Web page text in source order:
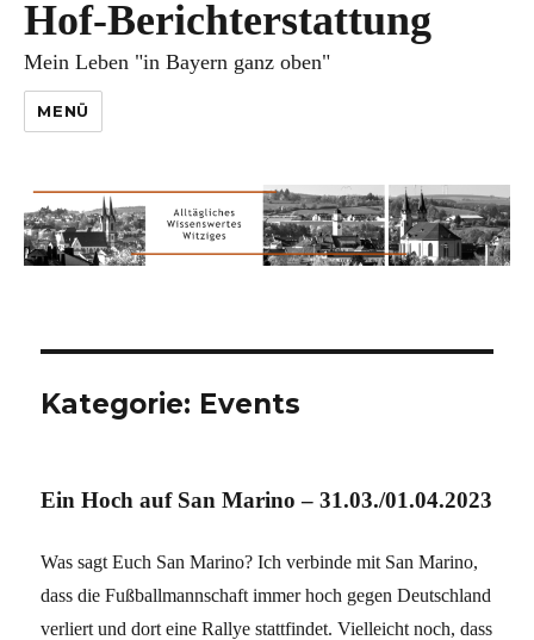
Hof-Berichterstattung
Mein Leben "in Bayern ganz oben"
MENÜ
Kategorie: Events
Ein Hoch auf San Marino – 31.03./01.04.2023
Was sagt Euch San Marino? Ich verbinde mit San Marino,
dass die Fußballmannschaft immer hoch gegen Deutschland
verliert und dort eine Rallye stattfindet. Vielleicht noch, dass